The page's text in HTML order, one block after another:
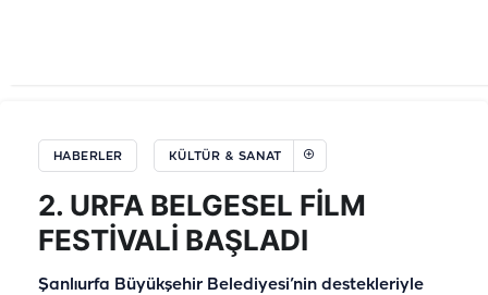
HABERLER KÜLTÜR & SANAT
2. URFA BELGESEL FİLM
FESTİVALİ BAŞLADI
Şanlıurfa Büyükşehir Belediyesi’nin destekleriyle